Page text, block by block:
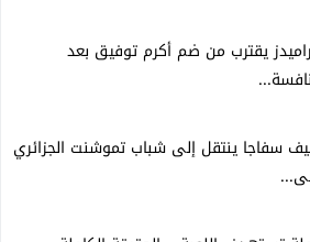
يقترب من ضم أكرم توفيق بعد
سفاجا ينتقل إلى شباب تموشنت الجزائري